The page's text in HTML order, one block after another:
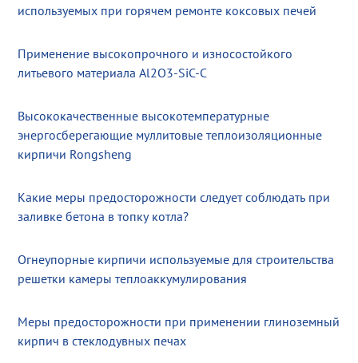
используемых при горячем ремонте коксовых печей
Применение высокопрочного и износостойкого
литьевого материала Al2O3-SiC-C
Высококачественные высокотемпературные
энергосберегающие муллитовые теплоизоляционные
кирпичи Rongsheng
Какие меры предосторожности следует соблюдать при
заливке бетона в топку котла?
Огнеупорные кирпичи используемые для строительства
решетки камеры теплоаккумулирования
Меры предосторожности при применении глиноземный
кирпич в стеклодувных печах